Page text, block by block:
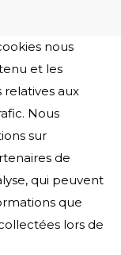
nous
et les
aux
Nous
sur
de
qui peuvent
que
lors de